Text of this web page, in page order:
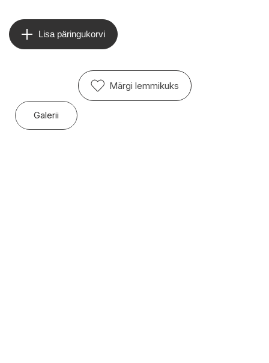
Lisa päringukorvi
Märgi lemmikuks
Galerii